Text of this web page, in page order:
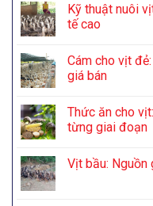
Kỹ thuật nuôi
tế cao
Cám cho vịt
giá bán
Thức ăn cho
từng giai đoạn
Vịt bầu: Nguồn